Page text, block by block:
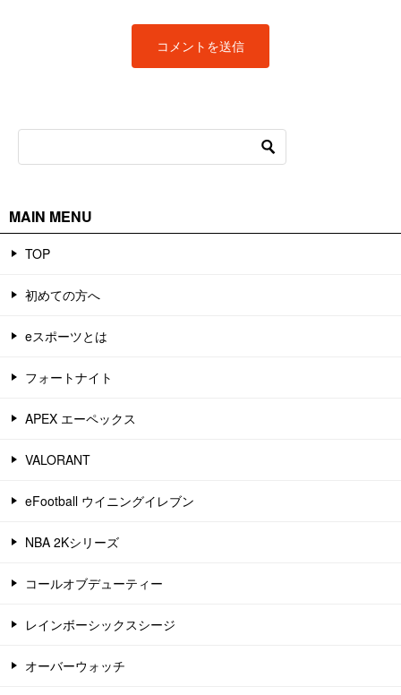
MAIN MENU
TOP
初めての方へ
eスポーツとは
フォートナイト
APEX エーペックス
VALORANT
eFootball ウイニングイレブン
NBA 2Kシリーズ
コールオブデューティー
レインボーシックスシージ
オーバーウォッチ